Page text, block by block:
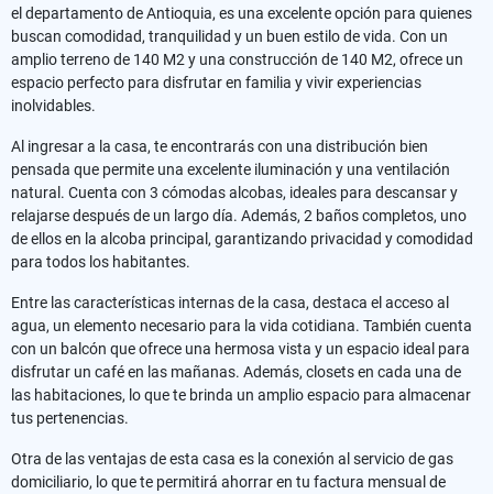
el departamento de Antioquia, es una excelente opción para quienes
buscan comodidad, tranquilidad y un buen estilo de vida. Con un
amplio terreno de 140 M2 y una construcción de 140 M2, ofrece un
espacio perfecto para disfrutar en familia y vivir experiencias
inolvidables.
Al ingresar a la casa, te encontrarás con una distribución bien
pensada que permite una excelente iluminación y una ventilación
natural. Cuenta con 3 cómodas alcobas, ideales para descansar y
relajarse después de un largo día. Además, 2 baños completos, uno
de ellos en la alcoba principal, garantizando privacidad y comodidad
para todos los habitantes.
Entre las características internas de la casa, destaca el acceso al
agua, un elemento necesario para la vida cotidiana. También cuenta
con un balcón que ofrece una hermosa vista y un espacio ideal para
disfrutar un café en las mañanas. Además, closets en cada una de
las habitaciones, lo que te brinda un amplio espacio para almacenar
tus pertenencias.
Otra de las ventajas de esta casa es la conexión al servicio de gas
domiciliario, lo que te permitirá ahorrar en tu factura mensual de